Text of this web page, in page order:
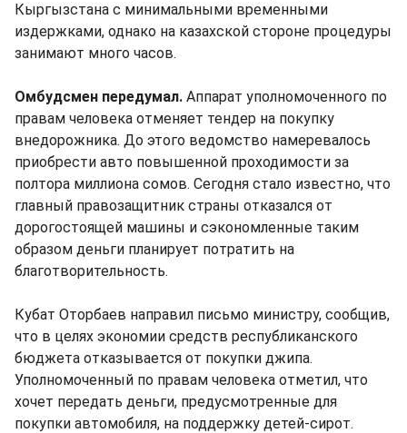
Кыргызстана с минимальными временными
издержками, однако на казахской стороне процедуры
занимают много часов.
Омбудсмен передумал. Аппарат уполномоченного по
правам человека отменяет тендер на покупку
внедорожника. До этого ведомство намеревалось
приобрести авто повышенной проходимости за
полтора миллиона сомов. Сегодня стало известно, что
главный правозащитник страны отказался от
дорогостоящей машины и сэкономленные таким
образом деньги планирует потратить на
благотворительность.
Кубат Оторбаев направил письмо министру, сообщив,
что в целях экономии средств республиканского
бюджета отказывается от покупки джипа.
Уполномоченный по правам человека отметил, что
хочет передать деньги, предусмотренные для
покупки автомобиля, на поддержку детей-сирот.